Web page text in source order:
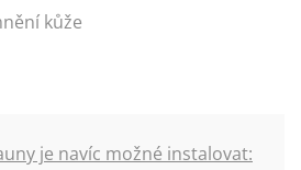
kůže
je navíc možné instalovat: